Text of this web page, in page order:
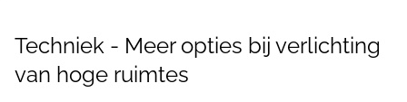
Techniek - Meer opties bij verlichting
van hoge ruimtes